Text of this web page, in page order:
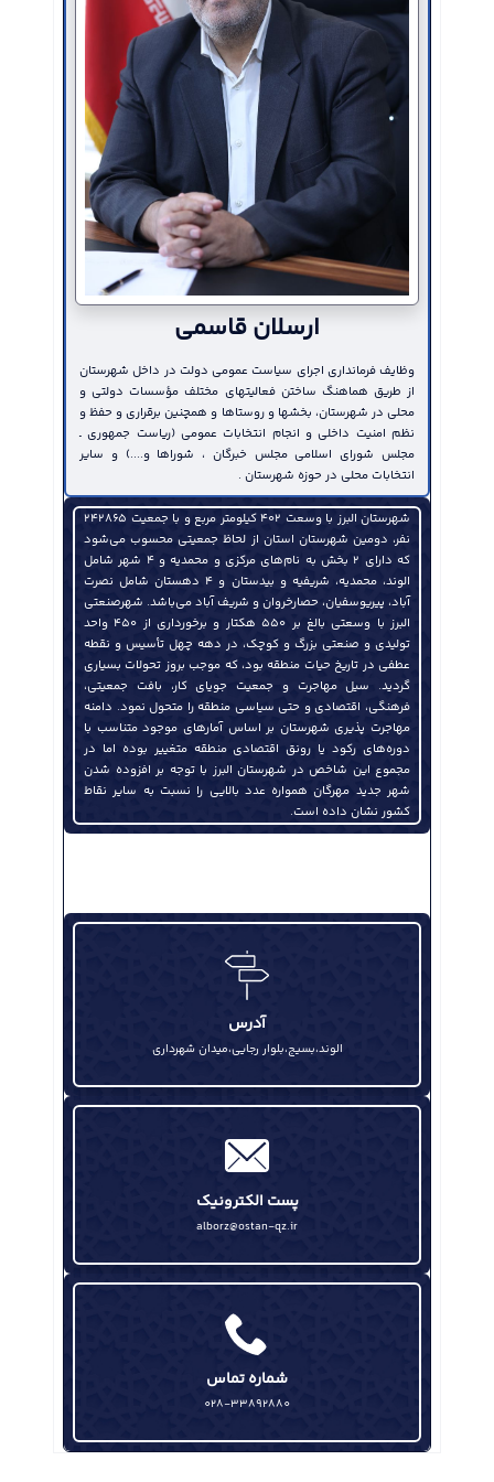
155 شعبه انتخابات در دو بخش
مرکزی و محمدیه تعیین گردید
سومین جلسه هیئت اجرایی
انتخابات شهرستان البرز به ریاست
جلسه هماهنگی و
همایش پیاده روی
شهر مهرگان برگزارشد
جلسه هماهنگی و برنامه
همایش پیاده روی
شهر مهرگان به ریاست...
2910
155 شعبه انتخابات در دو بخش
مرکزی و محمدیه تعیین گردید
سومین جلسه هیئت اجرایی
انتخابات شهرستان البرز به ریاست
شهرستان البرز در حوزه کتاب باید ارتقا یابد
نشست تخصصی هیئت مدیره انجمن قطعات و مجموعه‌های خودرو استان قزوین برگزار شد
ارسلان قاسمی
وظایف فرمانداری اجرای سیاست عمومی دولت در داخل شهرستان
از طریق هماهنگ ساختن فعالیتهای مختلف مؤسسات دولتی و
محلی در شهرستان، بخشها و روستاها و همچنین برقراری و حفظ و
نظم امنیت داخلی و انجام انتخابات عمومی (ریاست جمهوری ـ
مجلس شورای اسلامی مجلس خبرگان ، شوراها و....) و سایر
انتخابات محلی در حوزه شهرستان .
شهرستان البرز با وسعت ۴۰۲ کیلومتر مربع و با جمعیت ۲۴۲۸۶۵
نفر، دومین شهرستان استان از لحاظ جمعیتی محسوب می‌شود
که دارای ۲ بخش به نام‌های مرکزی و محمدیه و ۴ شهر شامل
الوند، محمدیه، شریفیه و بیدستان و ۴ دهستان شامل نصرت
آباد، پیریوسفیان، حصارخروان و شریف آباد می‌باشد. شهرصنعتی
البرز با وسعتی بالغ بر ۵۵۰ هکتار و برخورداری از ۴۵۰ واحد
تولیدی و صنعتی بزرگ و کوچک، در دهه چهل تأسیس و نقطه
عطفی در تاریخ حیات منطقه بود، که موجب بروز تحولات بسیاری
گردید. سیل مهاجرت و جمعیت جویای کار، بافت جمعیتی،
فرهنگی، اقتصادی و حتی سیاسی منطقه را متحول نمود. دامنه
مهاجرت پذیری شهرستان بر اساس آمارهای موجود متناسب با
دوره‌های رکود یا رونق اقتصادی منطقه متغییر بوده اما در
مجموع این شاخص در شهرستان البرز با توجه بر افزوده شدن
شهر جدید مهرگان همواره عدد بالایی را نسبت به سایر نقاط
کشور نشان داده است.
آدرس
الوند،بسیج،بلوار رجایی،میدان شهرداری
پست الکترونیک
alborz@ostan-qz.ir
شماره تماس
028-33892880